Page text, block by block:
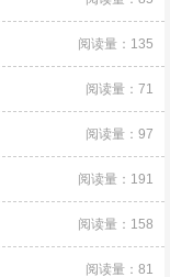
阅读量：135
阅读量：71
阅读量：97
阅读量：191
阅读量：158
阅读量：81